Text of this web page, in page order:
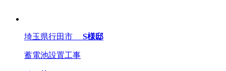
埼玉県行田市 S様邸
蓄電池設置工事